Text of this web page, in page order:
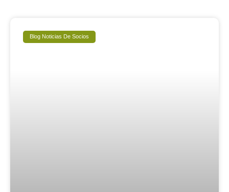
Blog Noticias De Socios